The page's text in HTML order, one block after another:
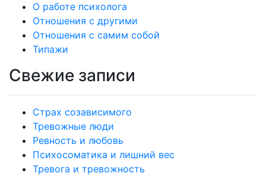
О работе психолога
Отношения с другими
Отношения с самим собой
Типажи
Свежие записи
Страх созависимого
Тревожные люди
Ревность и любовь
Психосоматика и лишний вес
Тревога и тревожность